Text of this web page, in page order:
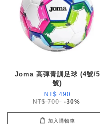
Joma 高彈青訓足球 (4號/5
號)
NT$ 490
NT$ 700 -30%
加入購物車